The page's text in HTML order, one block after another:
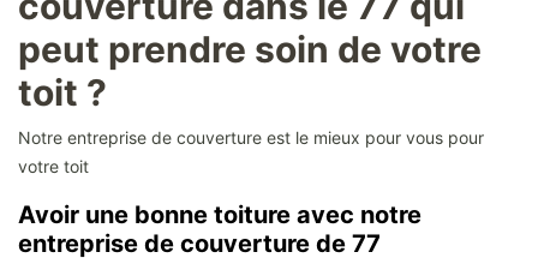
peut prendre soin de votre
toit ?
Notre entreprise de couverture est le mieux pour vous pour
votre toit
Avoir une bonne toiture avec notre
entreprise de couverture de 77